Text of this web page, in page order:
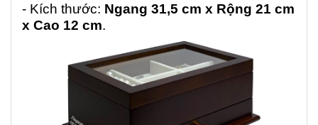
- Kích thước: Ngang 31,5 cm x Rộng 21 cm
x Cao 12 cm.